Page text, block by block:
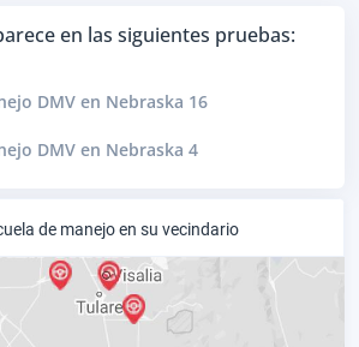
en las siguientes pruebas:
DMV en Nebraska 16
DMV en Nebraska 4
de manejo en su vecindario